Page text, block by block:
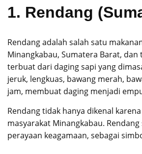
1. Rendang
Rendang adalah salah satu
Minangkabau, Sumatera Barat,
terbuat dari daging sapi yang
jeruk, lengkuas, bawang merah,
jam, membuat daging menjadi
Rendang tidak hanya dikenal
masyarakat Minangkabau.
perayaan keagamaan, sebagai